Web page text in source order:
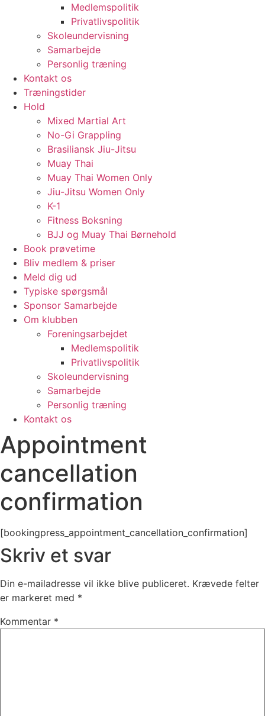
Medlemspolitik
Privatlivspolitik
Skoleundervisning
Samarbejde
Personlig træning
Kontakt os
Træningstider
Hold
Mixed Martial Art
No-Gi Grappling
Brasiliansk Jiu-Jitsu
Muay Thai
Muay Thai Women Only
Jiu-Jitsu Women Only
K-1
Fitness Boksning
BJJ og Muay Thai Børnehold
Book prøvetime
Bliv medlem & priser
Meld dig ud
Typiske spørgsmål
Sponsor Samarbejde
Om klubben
Foreningsarbejdet
Medlemspolitik
Privatlivspolitik
Skoleundervisning
Samarbejde
Personlig træning
Kontakt os
Appointment
cancellation
confirmation
[bookingpress_appointment_cancellation_confirmation]
Skriv et svar
Din e-mailadresse vil ikke blive publiceret. Krævede felter
er markeret med *
Kommentar *